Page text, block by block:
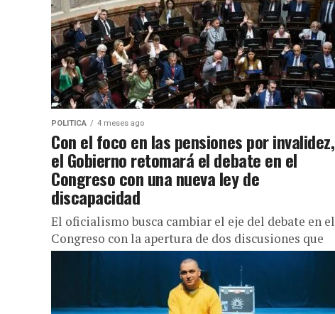
POLITICA 4 meses ago
Con el foco en las pensiones por invalidez,
el Gobierno retomará el debate en el
Congreso con una nueva ley de
discapacidad
El oficialismo busca cambiar el eje del debate en el
Congreso con la apertura de dos discusiones que
ya marcaron la agenda en 2024 y 2025....